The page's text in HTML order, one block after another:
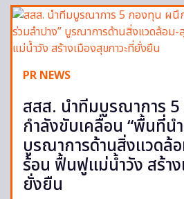
PR NEWS
สสส. นำทีมบูรณาการ
กำลังขับเคลื่อน “พื้นที่น
บูรณาการด้านสิ่งแวดล้
ร้อน ฟื้นฟูแม่น้ำวัง สร้าง
ยั่งยืน